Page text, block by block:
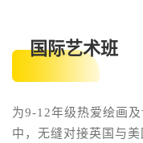
国际艺术班
为9-12年级热爱绘画
中，无缝对接英国与